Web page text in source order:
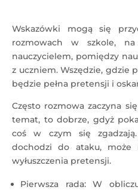
Wskazówki mogą się
rozmowach w szkole,
nauczycielem, pomiędzy
z uczniem. Wszędzie, gdzie
będzie pełna pretensji i
Często rozmowa zaczyna
temat, to dobrze, gdyż
coś w czym się
dochodzi do ataku,
wyłuszczenia pretensji.
Pierwsza rada: W